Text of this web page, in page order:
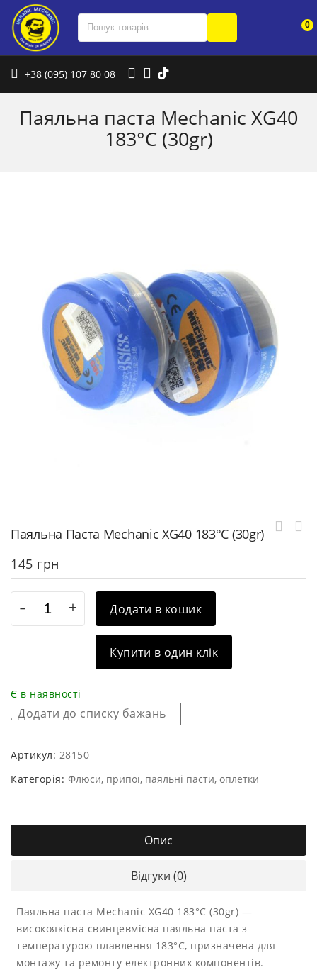
0
+38 (095) 107 80 08
Паяльна паста Mechanic XG40
183°C (30gr)
Паяльна Паста Mechanic XG40 183°C (30gr)
145 грн
Додати в кошик
Купити в один клік
Є в наявності
Додати до списку бажань
Артикул: 28150
Категорія: Флюси, припої, паяльні пасти, оплетки
Опис
Відгуки (0)
Паяльна паста Mechanic XG40 183°C (30gr) —
високоякісна свинцевмісна паяльна паста з
температурою плавлення 183°C, призначена для
монтажу та ремонту електронних компонентів.